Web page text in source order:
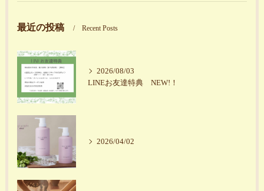
最近の投稿 Recent Posts
2026/08/03
LINEお友達特典 NEW!！
2026/04/02